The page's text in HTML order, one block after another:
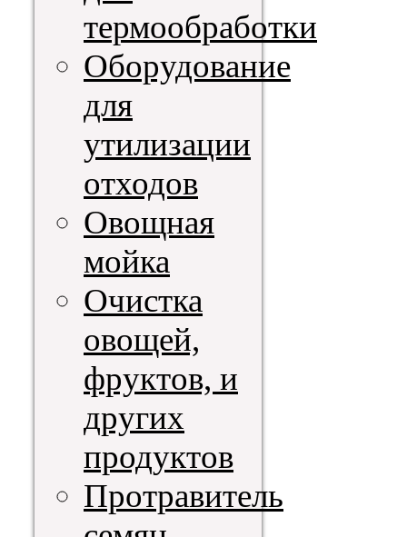
термообработки
Оборудование
для
утилизации
отходов
Овощная
мойка
Очистка
овощей,
фруктов, и
других
продуктов
Протравитель